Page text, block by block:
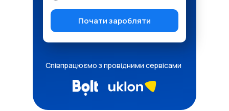
Співпрацюємо з провідними сервісами
Почати заробляти